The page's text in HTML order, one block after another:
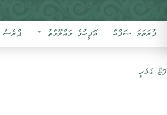
ފުރަތަމަ ޞަފްޙާ އޮފީހުގެ މަޢްލޫމާތު ޕްރެސް
ފޮޓޯ ގެލެރީ